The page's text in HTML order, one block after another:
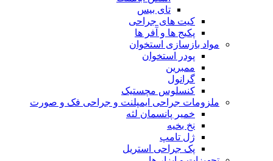
تای بیس
کیت های جراحی
پکیج ها و آفر ها
مواد بازسازی استخوان
پودر استخوان
ممبرین
گرانول
کنسلوس مچستیک
ملزومات جراحی ایمپلنت و جراحی فک و صورت
خمیر پانسمان لثه
نخ بخیه
ژل تامپ
پک جراحی استریل